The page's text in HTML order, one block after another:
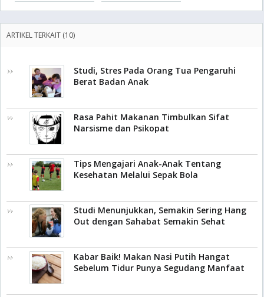
ARTIKEL TERKAIT (10)
Studi, Stres Pada Orang Tua Pengaruhi
Berat Badan Anak
Rasa Pahit Makanan Timbulkan Sifat
Narsisme dan Psikopat
Tips Mengajari Anak-Anak Tentang
Kesehatan Melalui Sepak Bola
Studi Menunjukkan, Semakin Sering Hang
Out dengan Sahabat Semakin Sehat
Kabar Baik! Makan Nasi Putih Hangat
Sebelum Tidur Punya Segudang Manfaat